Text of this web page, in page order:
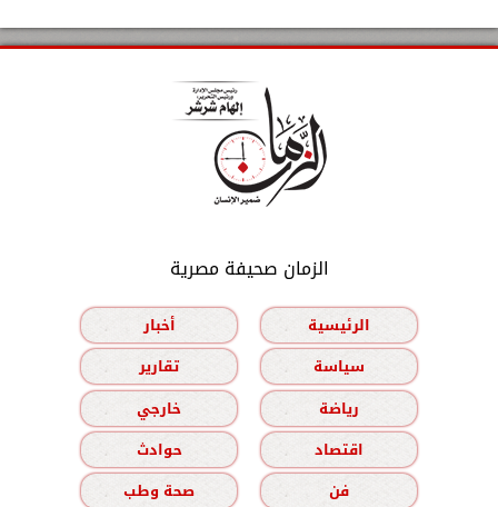
الزمان صحيفة مصرية
الرئيسية
أخبار
سياسة
تقارير
رياضة
خارجي
اقتصاد
حوادث
فن
صحة وطب